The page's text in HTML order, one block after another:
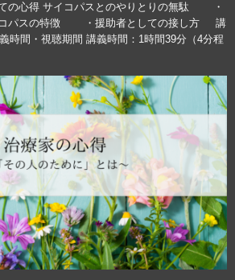
ての心得 サイコパスとのやりとりの無駄 ・
コパスの特徴 ・援助者としての接し方 講
時間・視聴期間 講義時間：1時間39分（4分程